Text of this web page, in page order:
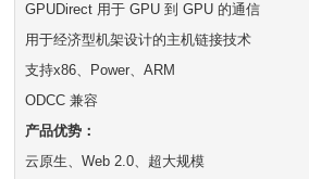
GPUDirect 用于 GPU 到 GPU 的通信
用于经济型机架设计的主机链接技术
支持x86、Power、ARM
ODCC 兼容
产品优势：
云原生、Web 2.0、超大规模